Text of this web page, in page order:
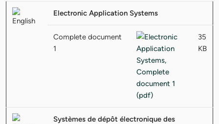
Electronic Application Systems
Complete document
1
35
KB
Systèmes de dépôt électronique des